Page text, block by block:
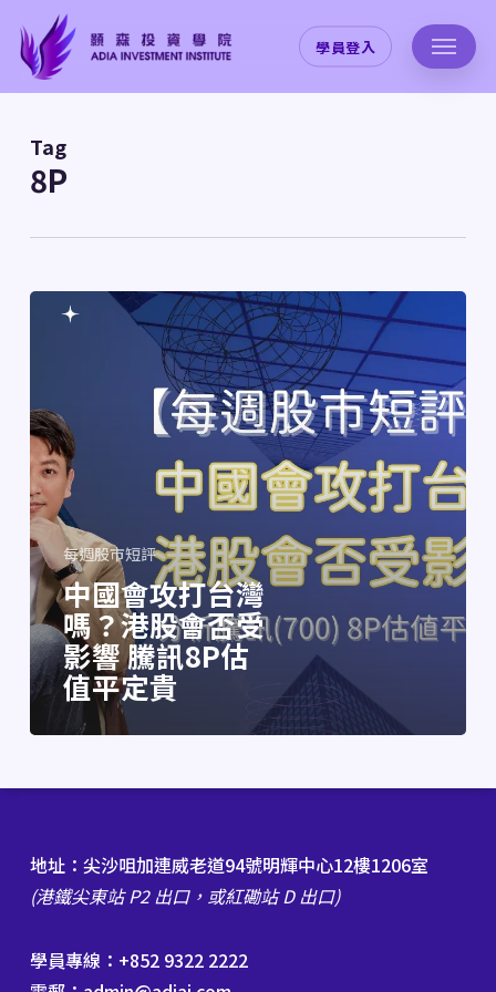
main
學員登入
Tag
8P
每週股市短評
中國會攻打台灣
嗎？港股會否受
影響 騰訊8P估
值平定貴
地址：尖沙咀加連威老道94號明輝中心12樓1206室
(港鐵尖東站 P2 出口，或紅磡站 D 出口)
學員專線：+852 9322 2222